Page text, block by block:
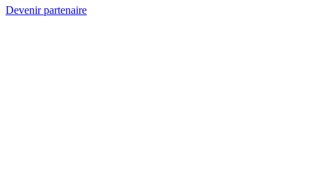
Devenir partenaire